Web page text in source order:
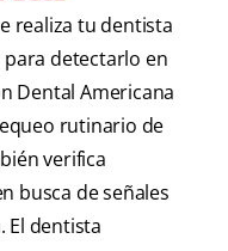
realiza tu dentista
detectarlo en
Dental Americana
rutinario de
verifica
busca de señales
El dentista